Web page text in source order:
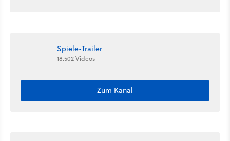
Spiele-Trailer
18.502 Videos
Zum Kanal